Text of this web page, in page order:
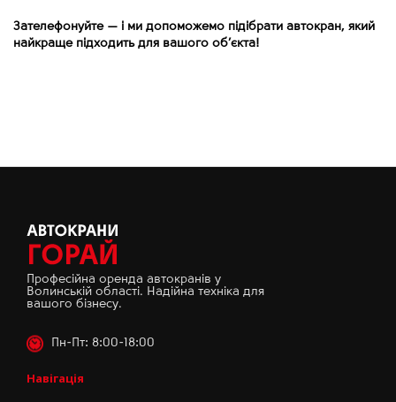
Зателефонуйте — і ми допоможемо підібрати автокран, який
найкраще підходить для вашого об’єкта!
Професійна оренда автокранів у
Волинській області. Надійна техніка для
вашого бізнесу.
Пн-Пт: 8:00-18:00
Навігація